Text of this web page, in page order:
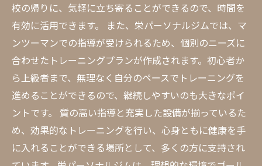
校の帰りに、気軽に立ち寄ることができるので、時間を
有効に活用できます。 また、栄パーソナルジムでは、マ
ンツーマンでの指導が受けられるため、個別のニーズに
合わせたトレーニングプランが作成されます。初心者か
ら上級者まで、無理なく自分のペースでトレーニングを
進めることができるので、継続しやすいのも大きなポイ
ントです。 質の高い指導と充実した設備が揃っているた
め、効果的なトレーニングを行い、心身ともに健康を手
に入れることができる場所として、多くの方に支持され